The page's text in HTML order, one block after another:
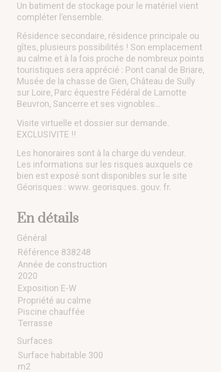
Un batiment de stockage pour le matériel vient
compléter l’ensemble.
Résidence secondaire, résidence principale ou
gîtes, plusieurs possibilités ! Son emplacement
au calme et à la fois proche de nombreux points
touristiques sera apprécié : Pont canal de Briare,
Musée de la chasse de Gien, Château de Sully
sur Loire, Parc équestre Fédéral de Lamotte
Beuvron, Sancerre et ses vignobles…
Visite virtuelle et dossier sur demande.
EXCLUSIVITE !!
Les honoraires sont à la charge du vendeur.
Les informations sur les risques auxquels ce
bien est exposé sont disponibles sur le site
Géorisques : www. georisques. gouv. fr.
En détails
Général
Référence 838248
Année de construction
2020
Exposition E-W
Propriété au calme
Piscine chauffée
Terrasse
Surfaces
Surface habitable 300
m2